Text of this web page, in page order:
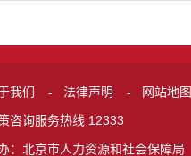
我们 - 法律声明 - 网站地图
咨询服务热线 12333
：北京市人力资源和社会保障局